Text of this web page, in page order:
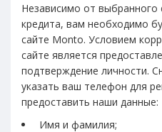
Независимо от выбранного
кредита, вам необходимо
сайте Monto. Условием
сайте является
подтверждение личности.
указать ваш телефон для
предоставить наши данные:
Имя и фамилия;